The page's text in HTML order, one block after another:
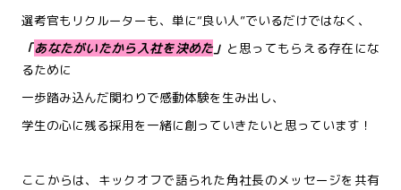
選考官もリクルーターも、単に“良い人”でいるだけではなく、
「あなたがいたから入社を決めた 」 と思ってもらえる存在にな
るために
一歩踏み込んだ関わりで感動体験を生み出し、
学生の心に残る採用を一緒に創っていきたいと思っています！
ここからは、キックオフで語られた角社長のメッセージを共有